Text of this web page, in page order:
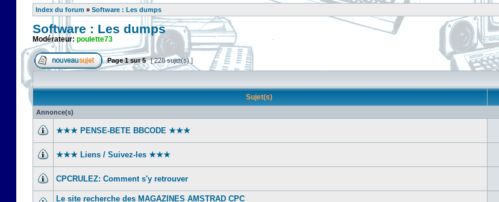
Index du forum » Software : Les dumps
Software : Les dumps
Modérateur: poulette73
Page1sur5 [ 228 sujet(s) ]
Sujet(s)
Annonce(s)
★★★ PENSE-BETE BBCODE ★★★
★★★ Liens / Suivez-les ★★★
CPCRULEZ: Comment s'y retrouver‎
Le site recherche des MAGAZINES AMSTRAD CPC